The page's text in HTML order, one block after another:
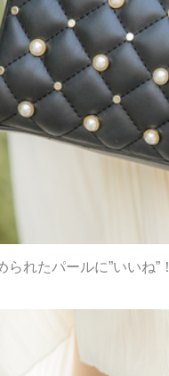
れたパールに”いいね”！